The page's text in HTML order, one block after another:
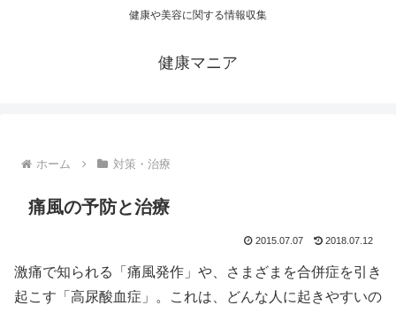
健康や美容に関する情報収集
健康マニア
ホーム 対策・治療
痛風の予防と治療
2015.07.07 2018.07.12
激痛で知られる「痛風発作」や、さまざまを合併症を引き
起こす「高尿酸血症」。これは、どんな人に起きやすいの